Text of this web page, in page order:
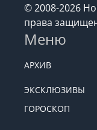
© 2008-2026
права
Меню
АРХИВ
ЭКСКЛЮЗИВЫ
ГОРОСКОП